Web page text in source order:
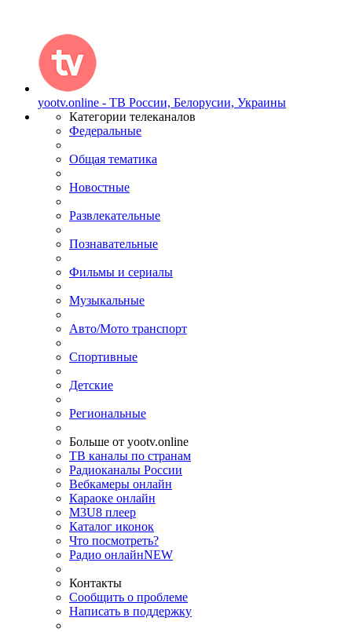
yootv.online - ТВ России, Белорусии, Украины
Категории телеканалов
Федеральные
Общая тематика
Новостные
Развлекательные
Познавательные
Фильмы и сериалы
Музыкальные
Авто/Мото транспорт
Спортивные
Детские
Региональные
Больше от yootv.online
ТВ каналы по странам
Радиоканалы России
Вебкамеры онлайн
Караоке онлайн
M3U8 плеер
Каталог иконок
Что посмотреть?
Радио онлайнNEW
Контакты
Сообщить о проблеме
Написать в поддержку